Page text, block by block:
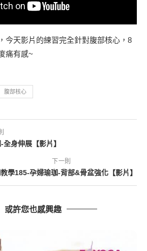
今天影片的練習完全針對腹部核心，8
痛有感~
腹部核心
身伸展【影片】
下一則
學185-孕婦瑜珈-背部&骨盆強化【影片】
或許您也感興趣